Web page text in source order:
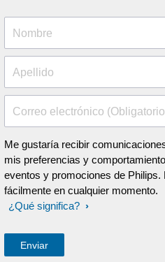
Nombre
Apellido
Correo electrónico
Me gustaría recibir
mis preferencias y
eventos y promociones de
fácilmente en cualquier momento.
¿Qué significa?